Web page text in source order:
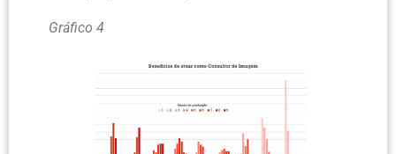
Gráfico 4